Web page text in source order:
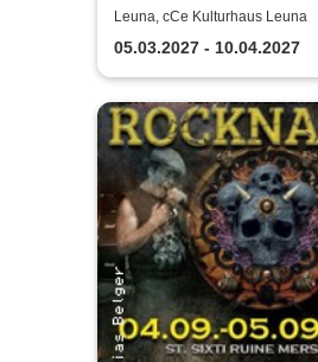
- Das Original - 2027
Leuna, cCe Kulturhaus Leuna
05.03.2027 - 10.04.2027